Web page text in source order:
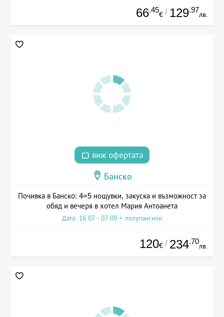
66.45
€ / 129.97
лв.
виж офертата
Банско
Почивка в Банско: 4=5 нощувки, закуска и възможност за
обяд и вечеря в хотел Мария Антоанета
Дата: 16.07 - 07.09 + полупансион
120€ / 234.70
лв.